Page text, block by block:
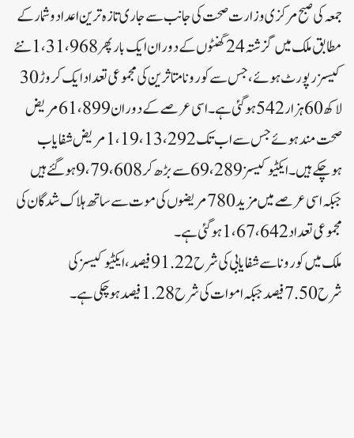
جمعہ کی صبح مرکزی وزارت صحت کی جانب سے جاری تازہ ترین اعداد و شمار کے
مطابق ملک میں گزشتہ 24 گھنٹوں کےدوران ایک بار پھر 1،31،968 نئے
کیسز رپورٹ ہوئے، جس سے کورونا متاثرین کی مجموعی تعداد ایک کروڑ 30
لاکھ 60 ہزار 542 ہوگئی ہے۔ اسی عرصے کے دوران 61،899 مریض
صحت مند ہوئے جس سے اب تک 1،19،13،292 مریض شفایاب
ہوچکے ہیں ۔ ایکٹیو کیسز 69،289 سے بڑھ کر 9،79،608 ہو گئے ہیں
جبکہ اسی عرصے میں مزید 780 مریضوں کی موت سے ساتھ ہلاک شدگان کی
مجموعی تعداد 1،67،642 ہوگئی ہے۔
ملک میں کورونا سے شفایابی کی شرح 91.22 فیصد ،ایکٹیو کیسز کی
شرح 7.50 فیصد جبکہ اموات کی شرح 1.28 فیصد ہوچکی ہے۔